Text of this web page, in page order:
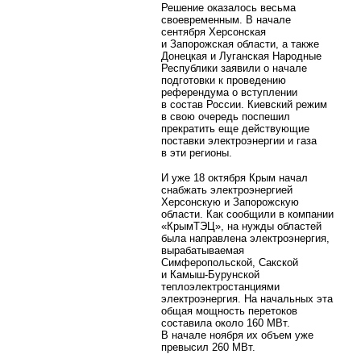
Решение оказалось весьма
своевременным. В начале
сентября Херсонская
и Запорожская области, а также
Донецкая и Луганская Народные
Республики заявили о начале
подготовки к проведению
референдума о вступлении
в состав России. Киевский режим
в свою очередь поспешил
прекратить еще действующие
поставки электроэнергии и газа
в эти регионы.
И уже 18 октября Крым начал
снабжать электроэнергией
Херсонскую и Запорожскую
области. Как сообщили в компании
«КрымТЭЦ», на нужды областей
была направлена электроэнергия,
вырабатываемая
Симферопольской, Сакской
и Камыш-Бурунской
теплоэлектростанциями
электроэнергия. На начальных эта
общая мощность перетоков
составила около 160 МВт.
В начале ноября их объем уже
превысил 260 МВт.